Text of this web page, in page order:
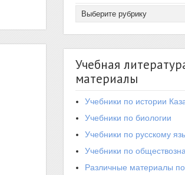
Учебная
материалы
Учебники по истории
Учебники по биологии
Учебники по русскому
Учебники по
Различные материалы